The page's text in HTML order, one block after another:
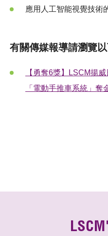
應用人工智能視覺技術
有關傳媒報導請瀏覽
【勇奪6獎】LSCM揚
「電動手推車系統」奪